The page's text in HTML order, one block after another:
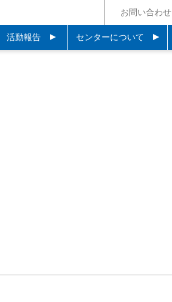
お問い合わせ
活動報告 センターについて